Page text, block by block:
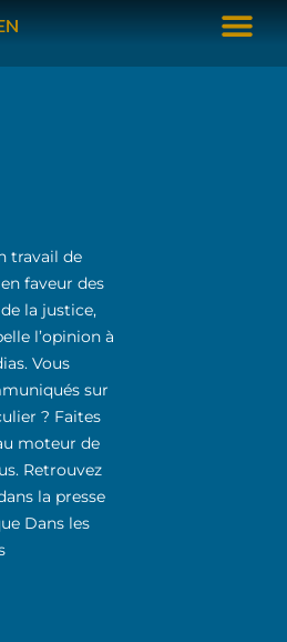
travail de
faveur des
la justice,
l’opinion à
Vous
sur
? Faites
moteur de
Retrouvez
la presse
Dans les